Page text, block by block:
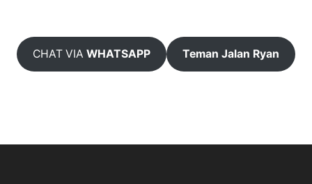
CHAT VIAWHATSAPP Teman Jalan Ryan